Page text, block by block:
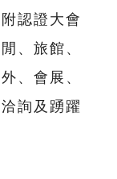
認證大會
、旅館、
、會展、
詢及踴躍